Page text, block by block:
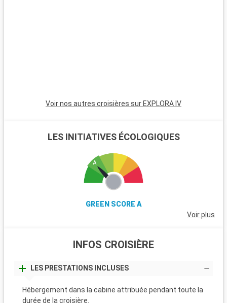
Voir nos autres croisières sur EXPLORA IV
LES INITIATIVES ÉCOLOGIQUES
GREEN SCORE A
Voir plus
INFOS CROISIÈRE
LES PRESTATIONS INCLUSES
Hébergement dans la cabine attribuée pendant toute la
durée de la croisière.